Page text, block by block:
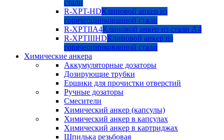
стали
R-XPT-HDКлиновой анкер из
горячеоцинкованной стали
R-XPTIIA4Клиновой анкер из стали А4
R-XPTIIIHDКлиновой анкер из
горячеоцинкованной стали
Химические анкера
Аккумуляторные дозаторы
Дозирующие трубки
Ершики для прочистки отверстий
Ручные дозаторы
Смесители
Химический анкер (капсулы)
Химический анкер в капсулах
Химический анкер в картриджах
Шпилька резьбовая